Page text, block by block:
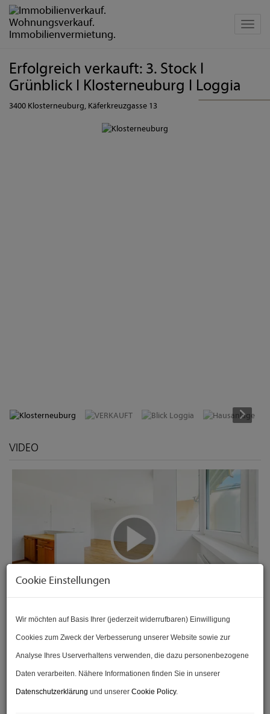
Erfolgreich verkauft: 3. Stock I
Grünblick I Klosterneuburg I Loggia
3400 Klosterneuburg, Käferkreuzgasse 13
VIDEO
Beschreibung
Cookie Einstellungen
Wir möchten auf Basis Ihrer (jederzeit widerrufbaren) Einwilligung
Cookies zum Zweck der Verbesserung unserer Website sowie zur
Analyse Ihres Userverhaltens verwenden, die dazu personenbezogene
Daten verarbeiten. Nähere Informationen finden Sie in unserer
Datenschutzerklärung und unserer Cookie Policy.